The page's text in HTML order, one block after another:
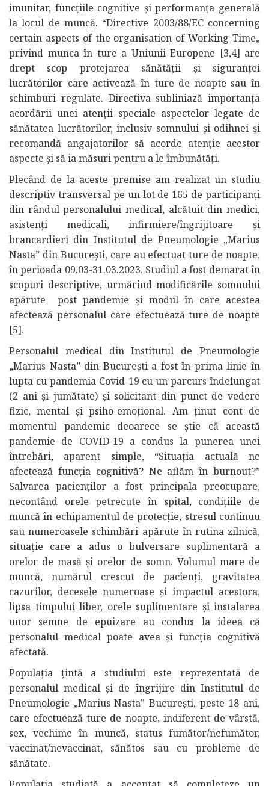
imunitar, funcțiile cognitive și performanța generală
la locul de muncă. “Directive 2003/88/EC concerning
certain aspects of the organisation of Working Time„
privind munca în ture a Uniunii Europene [3,4] are
drept scop protejarea sănătății și siguranței
lucrătorilor care activează în ture de noapte sau în
schimburi regulate. Directiva subliniază importanța
acordării unei atenții speciale aspectelor legate de
sănătatea lucrătorilor, inclusiv somnului și odihnei și
recomandă angajatorilor să acorde atenție acestor
aspecte și să ia măsuri pentru a le îmbunătăți.
Plecând de la aceste premise am realizat un studiu
descriptiv transversal pe un lot de 165 de participanți
din rândul personalului medical, alcătuit din medici,
asistenți medicali, infirmiere/îngrijitoare și
brancardieri din Institutul de Pneumologie „Marius
Nasta” din București, care au efectuat ture de noapte,
în perioada 09.03-31.03.2023. Studiul a fost demarat în
scopuri descriptive, urmărind modificările somnului
apărute post pandemie și modul în care acestea
afectează personalul care efectuează ture de noapte
[5].
Personalul medical din Institutul de Pneumologie
„Marius Nasta” din București a fost în prima linie în
lupta cu pandemia Covid-19 cu un parcurs îndelungat
(2 ani și jumătate) și solicitant din punct de vedere
fizic, mental și psiho-emoțional. Am ținut cont de
momentul pandemic deoarece se știe că această
pandemie de COVID-19 a condus la punerea unei
întrebări, aparent simple, “Situația actuală ne
afectează funcția cognitivă? Ne aflăm în burnout?”
Salvarea pacienților a fost principala preocupare,
necontând orele petrecute în spital, condițiile de
muncă în echipamentul de protecție, stresul continuu
sau numeroasele schimbări apărute în rutina zilnică,
situație care a adus o bulversare suplimentară a
orelor de masă și orelor de somn. Volumul mare de
muncă, numărul crescut de pacienți, gravitatea
cazurilor, decesele numeroase și impactul acestora,
lipsa timpului liber, orele suplimentare și instalarea
unor semne de epuizare au condus la ideea că
personalul medical poate avea și funcția cognitivă
afectată.
Populația țintă a studiului este reprezentată de
personalul medical și de îngrijire din Institutul de
Pneumologie „Marius Nasta” București, peste 18 ani,
care efectuează ture de noapte, indiferent de vârstă,
sex, vechime în muncă, status fumător/nefumător,
vaccinat/nevaccinat, sănătos sau cu probleme de
sănătate.